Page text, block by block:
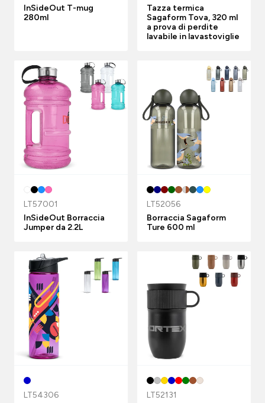
InSideOut T-mug
280ml
Tazza termica
Sagaform Tova, 320 ml
a prova di perdite
lavabile in lavastoviglie
LT57001
InSideOut Borraccia
Jumper da 2.2L
LT52056
Borraccia Sagaform
Ture 600 ml
LT54306
LT52131